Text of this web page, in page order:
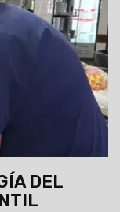
DEL
y
y familias.